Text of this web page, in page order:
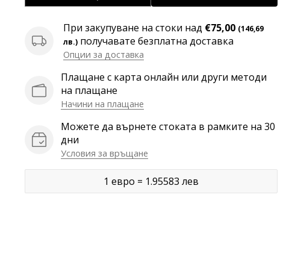
При закупуване на стоки над €75,00 (146,69
лв.) получавате безплатна доставка
Опции за доставка
Плащане с карта онлайн или други методи
на плащане
Начини на плащане
Можете да върнете стоката в рамките на 30
дни
Условия за връщане
1 евро = 1.95583 лев